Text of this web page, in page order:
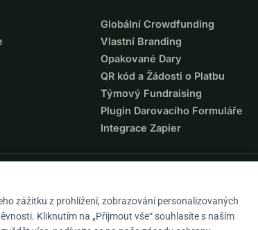
Globální Crowdfunding
Vlastní Branding
Opakované Dary
QR kód a Žádosti o Platbu
Týmový Fundraising
Plugin Darovacího Formuláře
Integrace Zapier
zážitku z prohlížení, zobrazování personalizovaných
Kliknutím na „Přijmout vše“ souhlasíte s naším